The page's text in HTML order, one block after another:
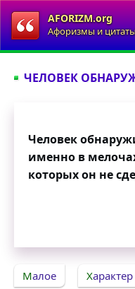
AFORIZM.org
Афоризмы и
ЧЕЛОВЕК
Человек
именно в
которых он не
Малое Характер